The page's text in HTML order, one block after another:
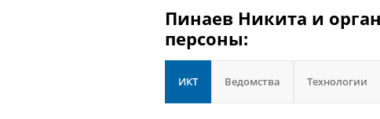
Пинаев Никита и
персоны:
ИКТ Ведомства Технологии